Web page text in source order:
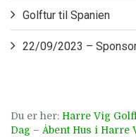
Golftur til Spanien
22/09/2023 –
Du er her: Harre Vig
Dag – Åbent Hus i Harre